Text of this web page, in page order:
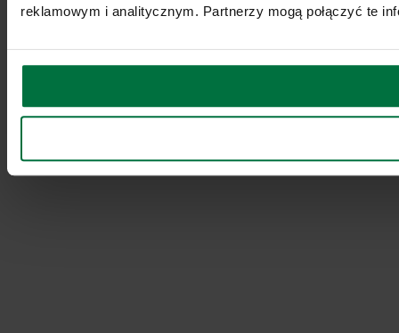
reklamowym i analitycznym. Partnerzy mogą połączyć te